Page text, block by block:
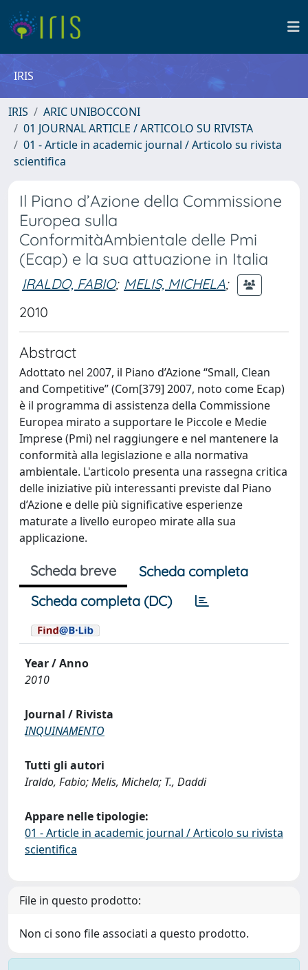
IRIS
IRIS
ARIC UNIBOCCONI
01 JOURNAL ARTICLE / ARTICOLO SU RIVISTA
01 - Article in academic journal / Articolo su rivista
scientifica
Il Piano d’Azione della Commissione
Europea sulla
ConformitàAmbientale delle Pmi
(Ecap) e la sua attuazione in Italia
IRALDO, FABIO; MELIS, MICHELA;
2010
Abstract
Adottato nel 2007, il Piano d’Azione “Small, Clean
and Competitive” (Com[379] 2007, noto come Ecap)
è il programma di assistenza della Commissione
Europea mirato a supportare le Piccole e Medie
Imprese (Pmi) nel raggiungere e nel mantenere la
conformità alla legislazione e alla normativa
ambientale. L'articolo presenta una rassegna critica
delle iniziative più interessanti previste dal Piano
d’Azione e delle più significative esperienze
maturate a livello europeo mirate alla sua
applicazione.
Scheda breve
Scheda completa
Scheda completa (DC)
Year / Anno
2010
Journal / Rivista
INQUINAMENTO
Tutti gli autori
Iraldo, Fabio; Melis, Michela; T., Daddi
Appare nelle tipologie:
01 - Article in academic journal / Articolo su rivista
scientifica
File in questo prodotto:
Non ci sono file associati a questo prodotto.